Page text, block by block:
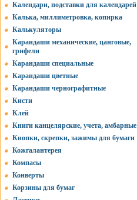
Календари, подставки для календарей
Калька, миллиметровка, копирка
Калькуляторы
Карандаши механические, цанговые,
грифели
Карандаши специальные
Карандаши цветные
Карандаши чернографитные
Кисти
Клей
Книги канцелярские, учета, амбарные
Кнопки, скрепки, зажимы для бумаги
Кожгалантерея
Компасы
Конверты
Корзины для бумаг